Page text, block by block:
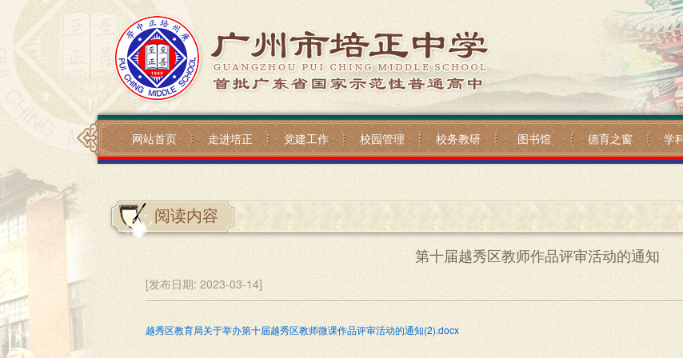
网站首页 走进培正 党建工作 校园管理 校务教研 图书馆 德育之窗 学
阅读内容
第十届越秀区教师作品评审活动的通知
[发布日期: 2023-03-14]
越秀区教育局关于举办第十届越秀区教师微课作品评审活动的通知(2).docx